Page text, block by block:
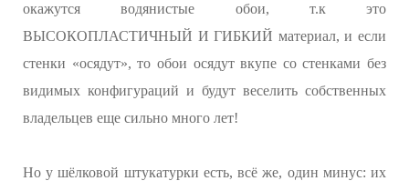
окажутся водянистые обои, т.к это
ВЫСОКОПЛАСТИЧНЫЙ И ГИБКИЙ материал, и если
стенки «осядут», то обои осядут вкупе со стенками без
видимых конфигураций и будут веселить собственных
владельцев еще сильно много лет!
Но у шёлковой штукатурки есть, всё же, один минус: их